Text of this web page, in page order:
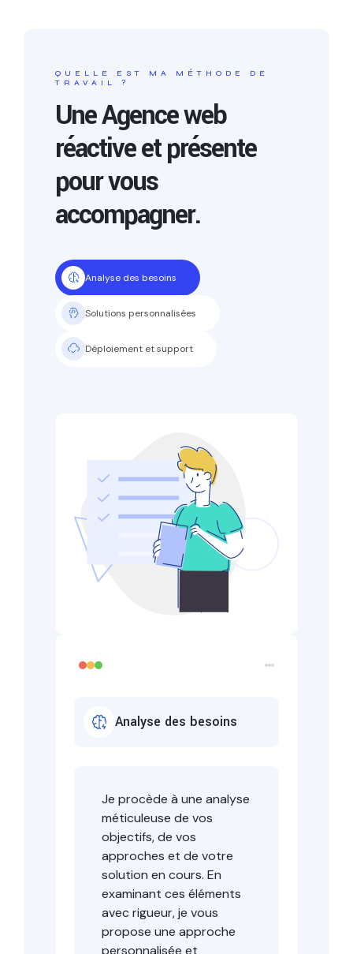
QUELLE EST MA MÉTHODE DE
TRAVAIL ?
Une Agence web
réactive et présente
pour vous
accompagner.
Analyse des besoins
Solutions personnalisées
Déploiement et support
Analyse des besoins
Je procède à une analyse
méticuleuse de vos
objectifs, de vos
approches et de votre
solution en cours. En
examinant ces éléments
avec rigueur, je vous
propose une approche
personnalisée et